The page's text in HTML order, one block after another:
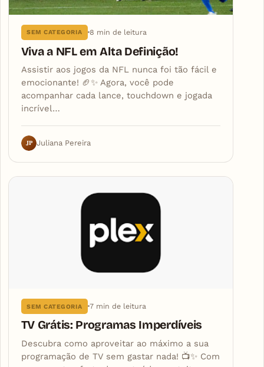
SEM CATEGORIA 8 min de leitura
Viva a NFL em Alta Definição!
Assistir aos jogos da NFL nunca foi tão fácil e
emocionante! 🏈✨ Agora, você pode
acompanhar cada lance, touchdown e jogada
incrível…
JP Juliana Pereira
SEM CATEGORIA 7 min de leitura
TV Grátis: Programas Imperdíveis
Descubra como aproveitar ao máximo a sua
programação de TV sem gastar nada! 📺✨ Com